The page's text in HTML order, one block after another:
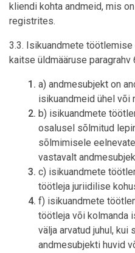
kliendi kohta andmeid, mis
registrites.
3.3. Isikuandmete
kaitse üldmääruse paragrahv
a) andmesubjekt on
isikuandmeid ühel
b) isikuandmete
osalusel sõlmitud
sõlmimisele
vastavalt
c) isikuandmete
töötleja juriidilise
f) isikuandmete
töötleja või kolmanda
välja arvatud juhul, kui
andmesubjekti huvid